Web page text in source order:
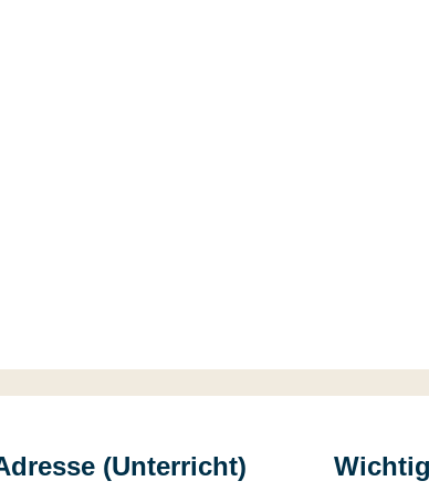
(Unterricht)